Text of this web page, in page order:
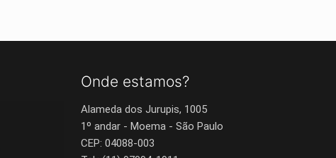
Onde estamos?
Alameda dos Jurupis, 1005
1º andar - Moema - São Paulo
CEP: 04088-003